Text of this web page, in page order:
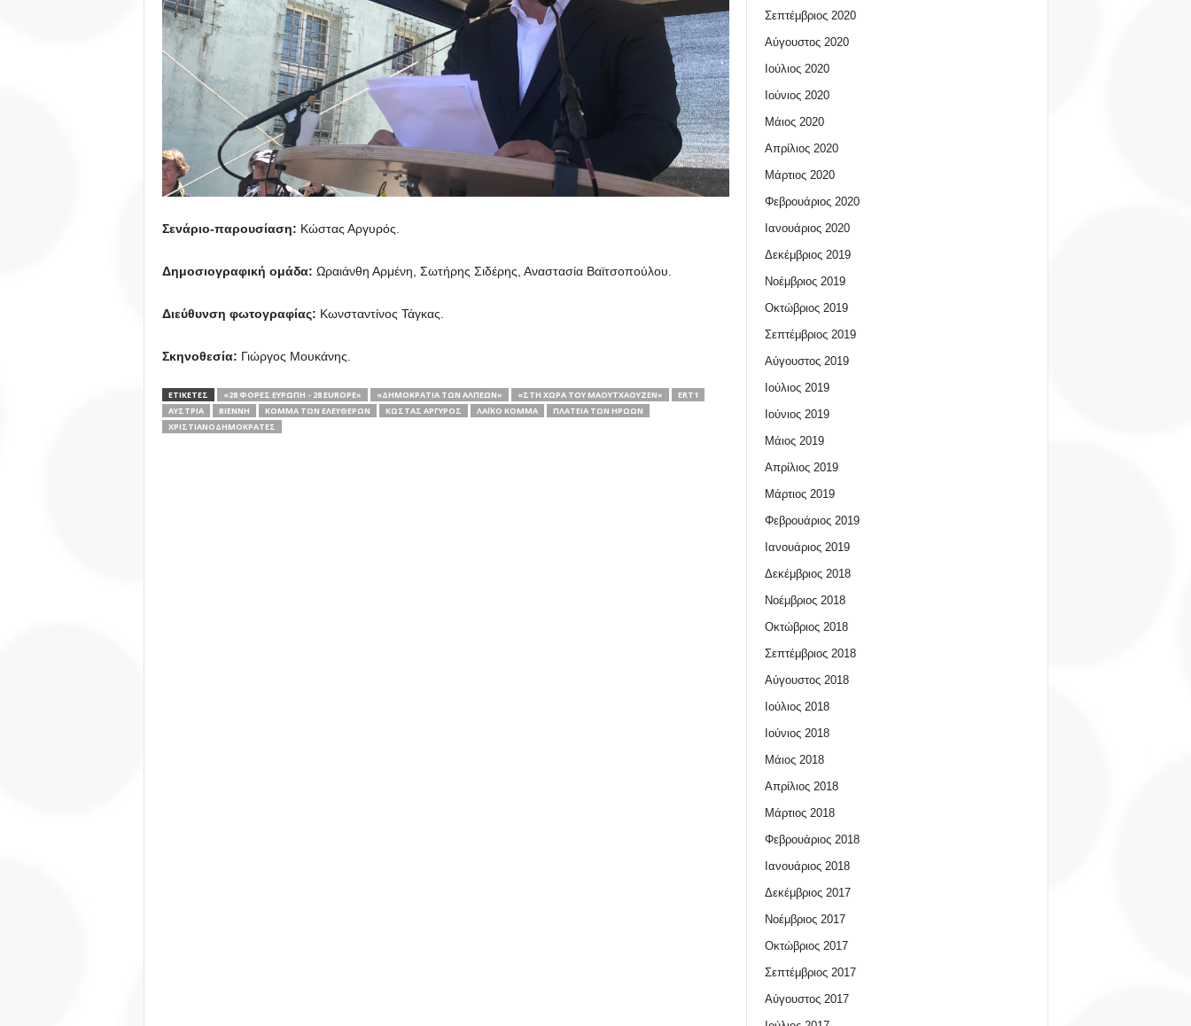
Σενάριο-παρουσίαση: Κώστας Αργυρός.
Δημοσιογραφική ομάδα: Ωραιάνθη Αρμένη, Σωτήρης Σιδέρης, Αναστασία Βαϊτσοπούλου.
Διεύθυνση φωτογραφίας: Κωνσταντίνος Τάγκας.
Σκηνοθεσία: Γιώργος Μουκάνης.
ΕΤΙΚΕΤΕΣ «28 ΦΟΡΈΣ ΕΥΡΏΠΗ - 28 EUROPE» «ΔΗΜΟΚΡΑΤΊΑ ΤΩΝ ΆΛΠΕΩΝ» «ΣΤΗ ΧΏΡΑ ΤΟΥ ΜΑΟΥΤΧΆΟΥΖΕΝ»
ERT1
ΑΥΣΤΡΊΑ
ΒΙΈΝΝΗ ΚΌΜΜΑ ΤΩΝ ΕΛΕΥΘΈΡΩΝ ΚΏΣΤΑΣ ΑΡΓΥΡΌΣ ΛΑΪΚΌ ΚΌΜΜΑ
ΠΛΑΤΕΊΑ ΤΩΝ ΗΡΏΩΝ
ΧΡΙΣΤΙΑΝΟΔΗΜΟΚΡΆΤΕΣ
Σεπτέμβριος 2020
Αύγουστος 2020
Ιούλιος 2020
Ιούνιος 2020
Μάιος 2020
Απρίλιος 2020
Μάρτιος 2020
Φεβρουάριος 2020
Ιανουάριος 2020
Δεκέμβριος 2019
Νοέμβριος 2019
Οκτώβριος 2019
Σεπτέμβριος 2019
Αύγουστος 2019
Ιούλιος 2019
Ιούνιος 2019
Μάιος 2019
Απρίλιος 2019
Μάρτιος 2019
Φεβρουάριος 2019
Ιανουάριος 2019
Δεκέμβριος 2018
Νοέμβριος 2018
Οκτώβριος 2018
Σεπτέμβριος 2018
Αύγουστος 2018
Ιούλιος 2018
Ιούνιος 2018
Μάιος 2018
Απρίλιος 2018
Μάρτιος 2018
Φεβρουάριος 2018
Ιανουάριος 2018
Δεκέμβριος 2017
Νοέμβριος 2017
Οκτώβριος 2017
Σεπτέμβριος 2017
Αύγουστος 2017